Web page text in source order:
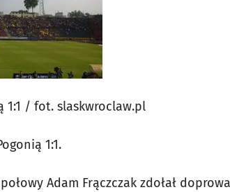
1:1 / fot. slaskwroclaw.pl
1:1.
Adam Frączczak zdołał